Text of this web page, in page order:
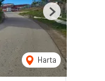
Harta
Next